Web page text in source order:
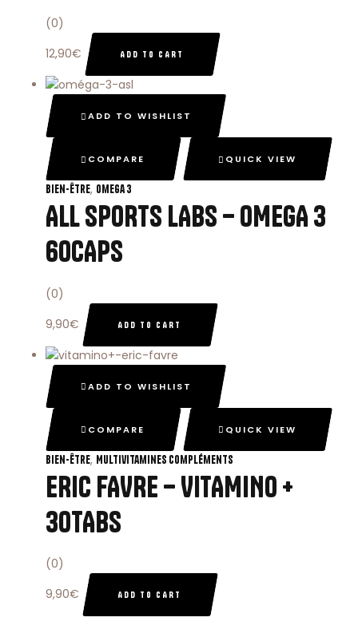
(0)
12,90€ ADD TO CART
ADD TO WISHLIST
COMPARE QUICK VIEW
Bien-Être, Omega 3
ALL SPORTS LABS – OMEGA 3
60CAPS
(0)
9,90€ ADD TO CART
ADD TO WISHLIST
COMPARE QUICK VIEW
Bien-Être, Multivitamines Compléments
ERIC FAVRE – VITAMINO +
30TABS
(0)
9,90€ ADD TO CART